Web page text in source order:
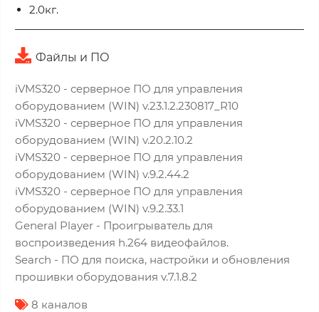
2.0кг.
Файлы и ПО
iVMS320 - серверное ПО для управления
оборудованием (WIN) v.23.1.2.230817_R10
iVMS320 - серверное ПО для управления
оборудованием (WIN) v.20.2.10.2
iVMS320 - серверное ПО для управления
оборудованием (WIN) v.9.2.44.2
iVMS320 - серверное ПО для управления
оборудованием (WIN) v.9.2.33.1
General Player - Проигрыватель для
воспроизведения h.264 видеофайлов.
Search - ПО для поиска, настройки и обновления
прошивки оборудования v.7.1.8.2
8 каналов